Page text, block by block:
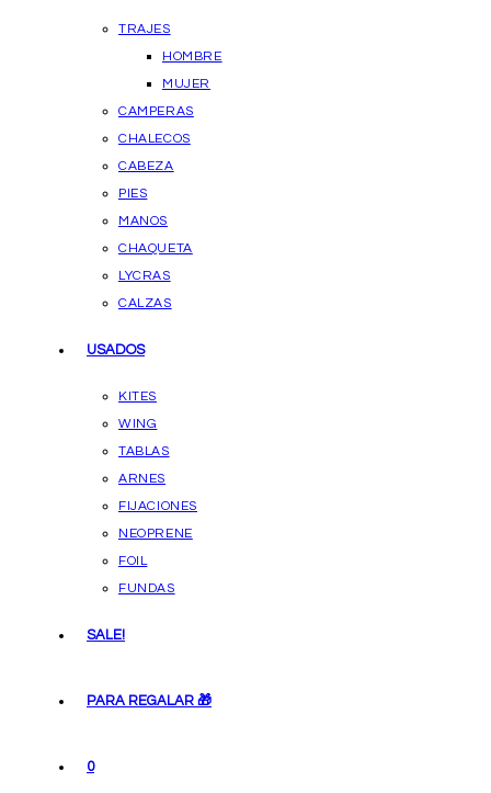
TRAJES
HOMBRE
MUJER
CAMPERAS
CHALECOS
CABEZA
PIES
MANOS
CHAQUETA
LYCRAS
CALZAS
USADOS
KITES
WING
TABLAS
ARNES
FIJACIONES
NEOPRENE
FOIL
FUNDAS
SALE!
PARA REGALAR 🎁
0